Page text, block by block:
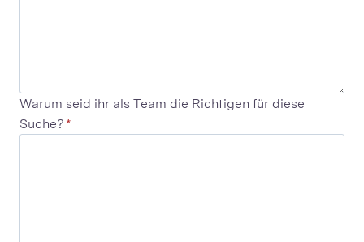
Warum seid ihr als Team die Richtigen für diese
Suche? *